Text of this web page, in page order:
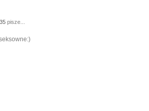
pisze...